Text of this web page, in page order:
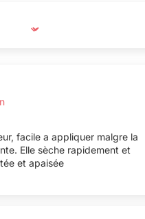
facile a appliquer malgre la
Elle sèche rapidement et
et apaisée